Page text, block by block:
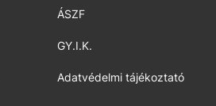
ÁSZF
GY.I.K.
Adatvédelmi tájékoztató